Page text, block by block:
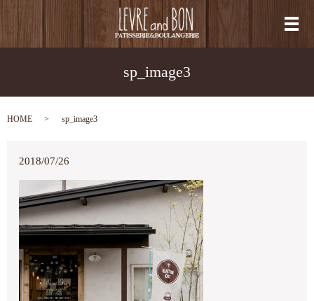
メ
sp_image3
HOME sp_image3
2018/07/26